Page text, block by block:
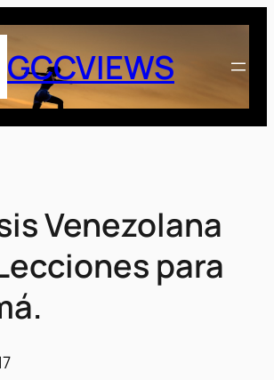
GCCVIEWS
Venezolana
para